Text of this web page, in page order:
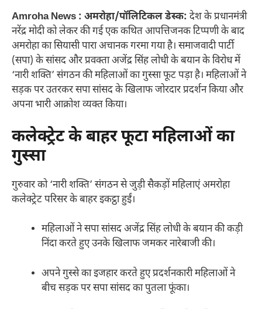
Amroha News : अमरोहा/पॉलिटिकल डेस्क: देश के प्रधानमंत्री
नरेंद्र मोदी को लेकर की गई एक कथित आपत्तिजनक टिप्पणी के बाद
अमरोहा का सियासी पारा अचानक गरमा गया है। समाजवादी पार्टी
(सपा) के सांसद और प्रवक्ता अजेंद्र सिंह लोधी के बयान के विरोध में
‘नारी शक्ति’ संगठन की महिलाओं का गुस्सा फूट पड़ा है। महिलाओं ने
सड़क पर उतरकर सपा सांसद के खिलाफ जोरदार प्रदर्शन किया और
अपना भारी आक्रोश व्यक्त किया।
कलेक्ट्रेट के बाहर फूटा महिलाओं का
गुस्सा
गुरुवार को ‘नारी शक्ति’ संगठन से जुड़ी सैकड़ों महिलाएं अमरोहा
कलेक्ट्रेट परिसर के बाहर इकट्ठा हुईं।
महिलाओं ने सपा सांसद अजेंद्र सिंह लोधी के बयान की कड़ी
निंदा करते हुए उनके खिलाफ जमकर नारेबाजी की।
अपने गुस्से का इजहार करते हुए प्रदर्शनकारी महिलाओं ने
बीच सड़क पर सपा सांसद का पुतला फूंका।